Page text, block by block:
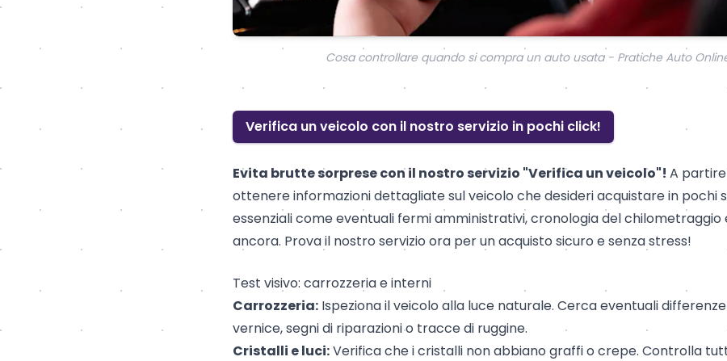
Cosa controllare quando si compra un auto usata - Pratiche Auto
Verifica un veicolo con il nostro servizio in pochi click!
Evita brutte sorprese con il nostro servizio "Verifica un veicolo"! A
ottenere informazioni dettagliate sul veicolo che desideri acquistare in pochi
essenziali come eventuali fermi amministrativi, cronologia del
ancora. Prova il nostro servizio ora per un acquisto sicuro e senza stress!
Test visivo: carrozzeria e interni
Carrozzeria: Ispeziona il veicolo alla luce naturale. Cerca eventuali
vernice, segni di riparazioni o tracce di ruggine.
Cristalli e luci:Verifica che i cristalli non abbiano graffi o crepe. Controlla